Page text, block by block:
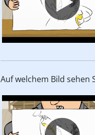
Auf welchem Bild sehen
Video
Player